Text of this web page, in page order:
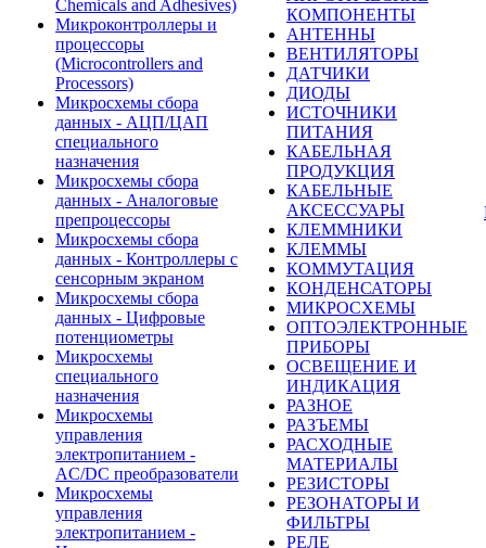
Chemicals and Adhesives)
Микроконтроллеры и
процессоры
(Microcontrollers and
Processors)
Микросхемы сбора
данных - АЦП/ЦАП
специального
назначения
Микросхемы сбора
данных - Аналоговые
препроцессоры
Микросхемы сбора
данных - Контроллеры с
сенсорным экраном
Микросхемы сбора
данных - Цифровые
потенциометры
Микросхемы
специального
назначения
Микросхемы
управления
электропитанием -
AC/DC преобразователи
Микросхемы
управления
электропитанием -
КОМПОНЕНТЫ
АНТЕННЫ
ВЕНТИЛЯТОРЫ
ДАТЧИКИ
ДИОДЫ
ИСТОЧНИКИ
ПИТАНИЯ
КАБЕЛЬНАЯ
ПРОДУКЦИЯ
КАБЕЛЬНЫЕ
АКСЕССУАРЫ
КЛЕММНИКИ
КЛЕММЫ
КОММУТАЦИЯ
КОНДЕНСАТОРЫ
МИКРОСХЕМЫ
ОПТОЭЛЕКТРОННЫЕ
ПРИБОРЫ
ОСВЕЩЕНИЕ И
ИНДИКАЦИЯ
РАЗНОЕ
РАЗЪЕМЫ
РАСХОДНЫЕ
МАТЕРИАЛЫ
РЕЗИСТОРЫ
РЕЗОНАТОРЫ И
ФИЛЬТРЫ
РЕЛЕ